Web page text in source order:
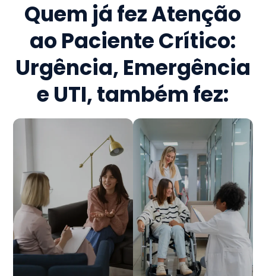
Quem já fezAtenção
ao Paciente Crítico:
Urgência, Emergência
e UTI, também fez: